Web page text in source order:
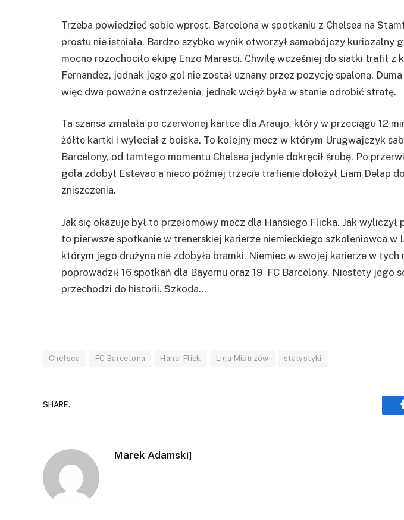
Trzeba powiedzieć sobie wprost, Barcelona w spotkaniu z Chelsea na
prostu nie istniała. Bardzo szybko wynik otworzył samobójczy kuriozalny
mocno rozochociło ekipę Enzo Maresci. Chwilę wcześniej do siatki trafił z
Fernandez, jednak jego gol nie został uznany przez pozycję spaloną.
więc dwa poważne ostrzeżenia, jednak wciąż była w stanie odrobić stratę.
Ta szansa zmalała po czerwonej kartce dla Araujo, który w przeciągu 12
żółte kartki i wyleciał z boiska. To kolejny mecz w którym Urugwajczyk
Barcelony, od tamtego momentu Chelsea jedynie dokręcił śrubę. Po
gola zdobył Estevao a nieco później trzecie trafienie dołożył Liam Delap
zniszczenia.
Jak się okazuje był to przełomowy mecz dla Hansiego Flicka. Jak wyliczył
to pierwsze spotkanie w trenerskiej karierze niemieckiego szkoleniowca w
którym jego drużyna nie zdobyła bramki. Niemiec w swojej karierze w tych
poprowadził 16 spotkań dla Bayernu oraz 19 FC Barcelony. Niestety jego
przechodzi do historii. Szkoda…
Chelsea FC Barcelona Hansi Flick Liga Mistrzów statystyki
SHARE.
Marek Adamski]